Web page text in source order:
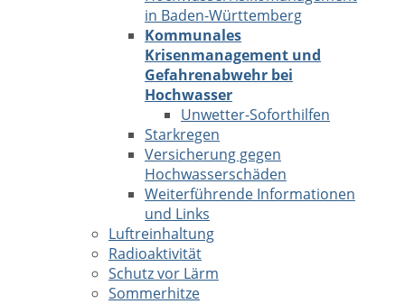
in Baden-Württemberg
Kommunales
Krisenmanagement und
Gefahrenabwehr bei
Hochwasser
Unwetter-Soforthilfen
Starkregen
Versicherung gegen
Hochwasserschäden
Weiterführende Informationen
und Links
Luftreinhaltung
Radioaktivität
Schutz vor Lärm
Sommerhitze